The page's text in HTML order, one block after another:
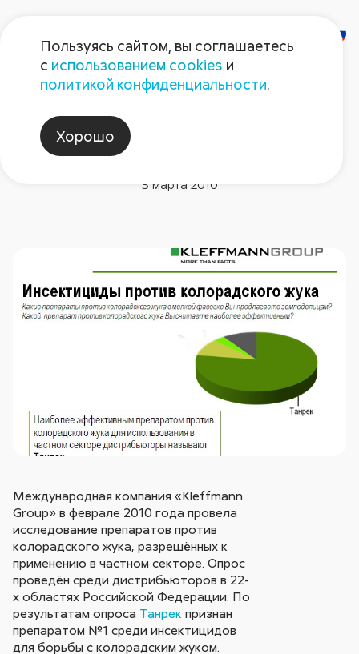
Новости компании
Исследование «Kleffmann
3 марта 2010
Международная компания «Kleffmann
Group» в феврале 2010 года провела
исследование препаратов против
колорадского жука, разрешённых к
применению в частном секторе. Опрос
проведён среди дистрибьюторов в 22-
х областях Российской Федерации. По
результатам опроса Танрек признан
препаратом №1 среди инсектицидов
для борьбы с колорадским жуком.
Пользуясь сайтом, вы соглашаетесь
с использованием cookies и
политикой конфиденциальности.
Хорошо